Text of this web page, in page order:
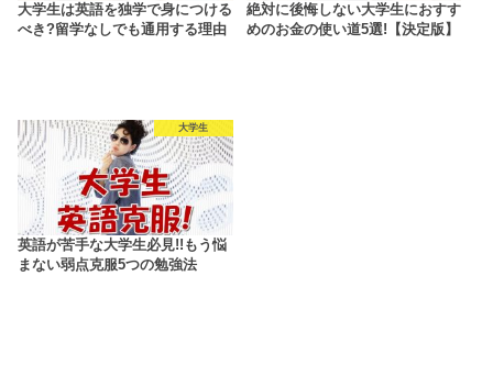
大学生は英語を独学で身につける
べき?留学なしでも通用する理由
絶対に後悔しない大学生におすす
めのお金の使い道5選!【決定版】
大学生
英語が苦手な大学生必見!!もう悩
まない弱点克服5つの勉強法